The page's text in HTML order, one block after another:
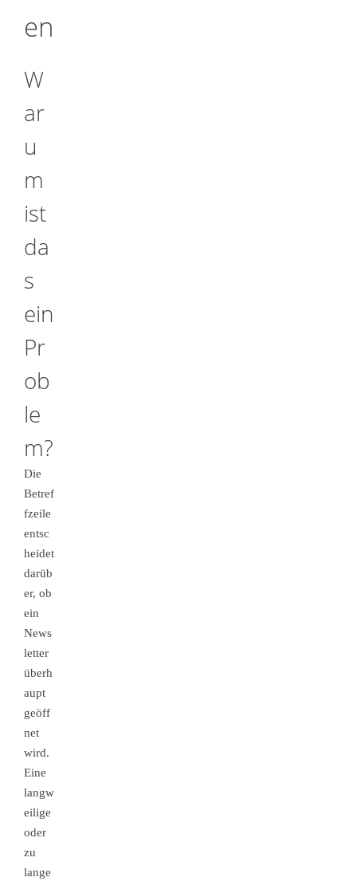
en
W
ar
u
m
ist
da
s
ein
Pr
ob
le
m?
Die
Betref
fzeile
entsc
heidet
darüb
er, ob
ein
News
letter
überh
aupt
geöff
net
wird.
Eine
langw
eilige
oder
zu
lange